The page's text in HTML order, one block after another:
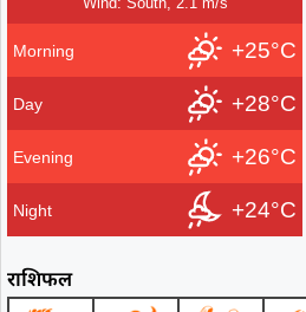
Morning +25°C
Day +28°C
Evening +26°C
Night +24°C
राशिफल